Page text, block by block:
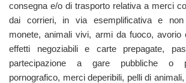
consegna e/o di trasporto relativa a merci
dai corrieri, in via esemplificativa e non
monete, animali vivi, armi da fuoco, avorio
effetti negoziabili e carte prepagate,
partecipazione a gare pubbliche o
pornografico, merci deperibili, pelli di